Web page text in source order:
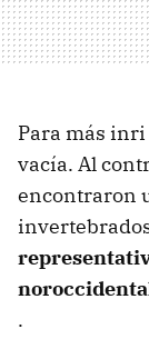
Para más inri
vacía. Al
encontraron
.